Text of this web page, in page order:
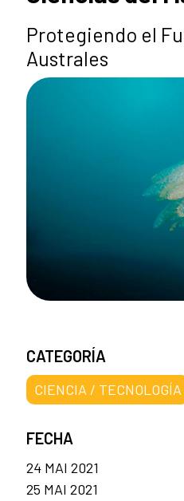
Protegiendo el
Australes
CATEGORÍA
CIENCIA / TECNOLOGÍA
FECHA
24 MAI 2021
25 MAI 2021